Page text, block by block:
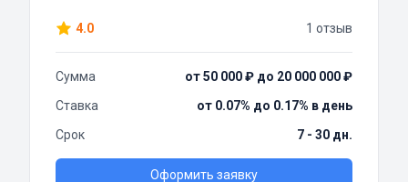
4.0 1 отзыв
Сумма
от 50 000 ₽ до 20 000 000 ₽
Ставка
от 0.07% до 0.17% в день
Срок
7 - 30 дн.
Оформить заявку